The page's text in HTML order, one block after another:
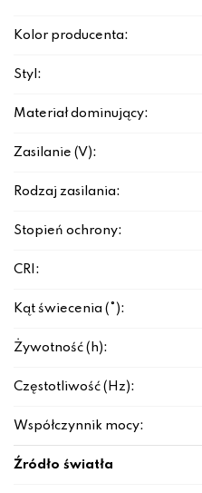
Kolor producenta:
Styl:
Materiał dominujący:
Zasilanie (V):
Rodzaj zasilania:
Stopień ochrony:
CRI:
Kąt świecenia (°):
Żywotność (h):
Częstotliwość (Hz):
Współczynnik mocy:
Źródło światła